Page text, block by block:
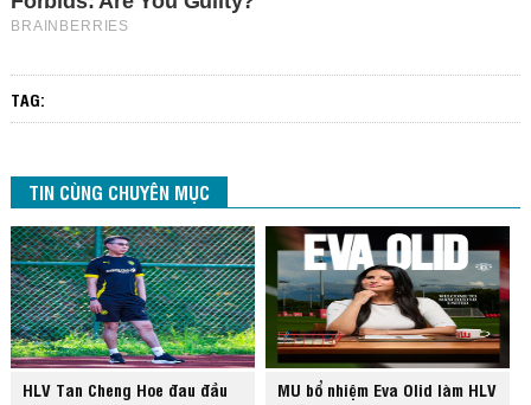
TAG:
TIN CÙNG CHUYÊN MỤC
HLV Tan Cheng Hoe đau đầu
MU bổ nhiệm Eva Olid làm HLV